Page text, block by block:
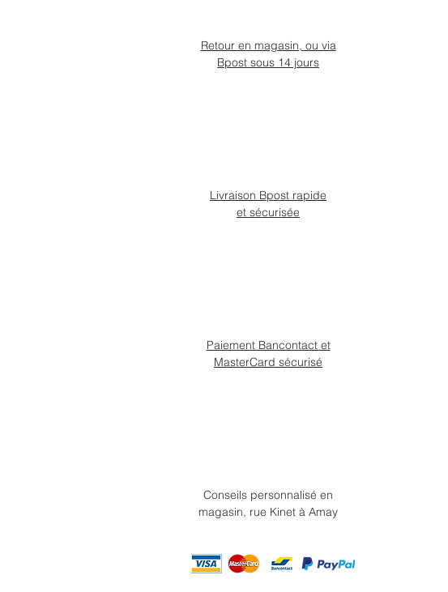
Retour en magasin, ou via
Bpost sous 14 jours
Livraison Bpost rapide
et sécurisée
Paiement Bancontact et
MasterCard sécurisé
Conseils personnalisé en
magasin, rue Kinet à Amay